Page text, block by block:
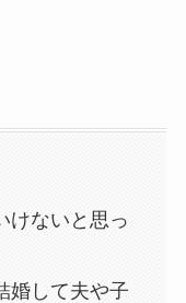
けないと思っ
婚して夫や子